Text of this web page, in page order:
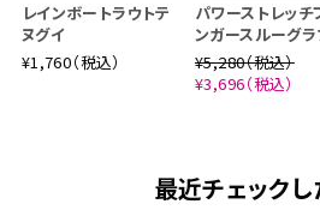
レインボートラウトテ
ヌグイ
¥1,760（税込）
パワーストレッチ
ンガースルーグ
¥5,280（税込）
¥3,696（税込）
最近チェック